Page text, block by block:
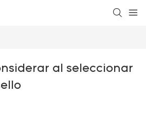
al seleccionar